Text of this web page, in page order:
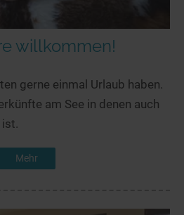
willkommen!
gerne einmal Urlaub haben.
am See in denen auch
Mehr